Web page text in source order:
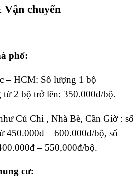
chuyển
phố:
– HCM: Số lượng 1 bộ
2 bộ trở lên: 350.000đ/bộ.
Củ Chi , Nhà Bè, Cần Giờ : số
450.000đ – 600.000đ/bộ, số
– 550,000đ/bộ.
cư: